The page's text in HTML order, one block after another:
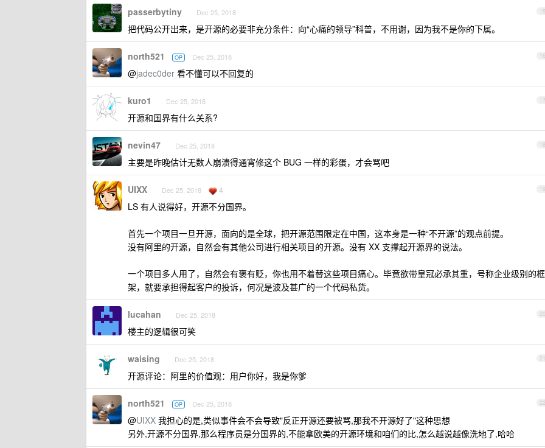
15
passerbytiny Dec 25, 2018
把代码公开出来，是开源的必要非充分条件：向“心痛的领导”科普，不用谢，因为我不是你的下属。
16
north521 OP Dec 25, 2018
@jadec0der 看不懂可以不回复的
17
kuro1 Dec 25, 2018
开源和国界有什么关系?
18
nevin47 Dec 25, 2018
主要是昨晚估计无数人崩溃得通宵修这个 BUG 一样的彩蛋，才会骂吧
19
UIXX Dec 25, 2018 4
LS 有人说得好，开源不分国界。
首先一个项目一旦开源，面向的是全球，把开源范围限定在中国，这本身是一种“不开源”的观点前提。
没有阿里的开源，自然会有其他公司进行相关项目的开源。没有 XX 支撑起开源界的说法。
一个项目多人用了，自然会有褒有贬，你也用不着替这些项目痛心。毕竟欲带皇冠必承其重，号称企业级别的框
架，就要承担得起客户的投诉，何况是波及甚广的一个代码私货。
20
lucahan Dec 25, 2018
楼主的逻辑很可笑
21
waising Dec 25, 2018
开源评论：阿里的价值观：用户你好，我是你爹
22
north521 OP Dec 25, 2018
@UIXX 我担心的是,类似事件会不会导致"反正开源还要被骂,那我不开源好了"这种思想
另外,开源不分国界,那么程序员是分国界的,不能拿欧美的开源环境和咱们的比,怎么越说越像洗地了,哈哈